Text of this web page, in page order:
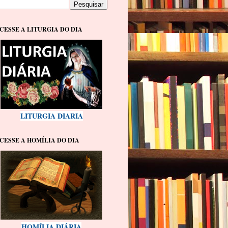
A LITURGIA DO DIA
LITURGIA DIARIA
A HOMÍLIA DO DIA